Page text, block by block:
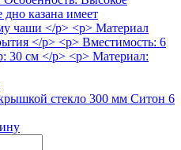
стекло 300 мм Ситон 6